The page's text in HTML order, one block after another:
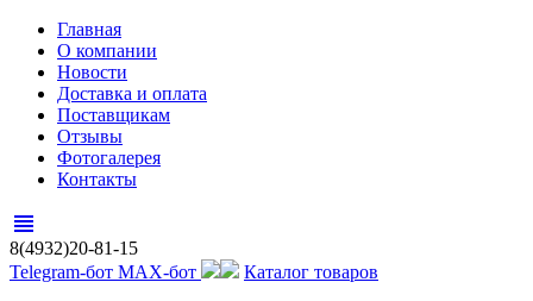
Главная
О компании
Новости
Доставка и оплата
Поставщикам
Отзывы
Фотогалерея
Контакты
view_headline
8(4932)20-81-15
Telegram-бот MAX-бот
Каталог товаров